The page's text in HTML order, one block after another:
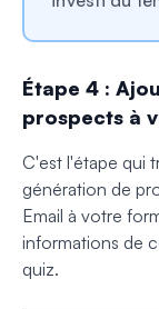
Étape 4 :
prospects à
C'est l'étape qui
génération de
Email à votre
informations de
quiz.